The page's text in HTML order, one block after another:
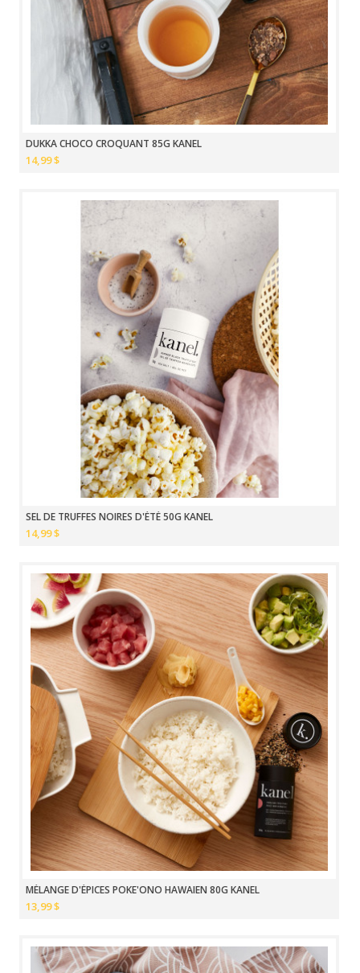
DUKKA CHOCO CROQUANT 85G KANEL
14,99 $
SEL DE TRUFFES NOIRES D'ÉTÉ 50G KANEL
14,99 $
MÉLANGE D'ÉPICES POKE'ONO HAWAIEN 80G KANEL
13,99 $